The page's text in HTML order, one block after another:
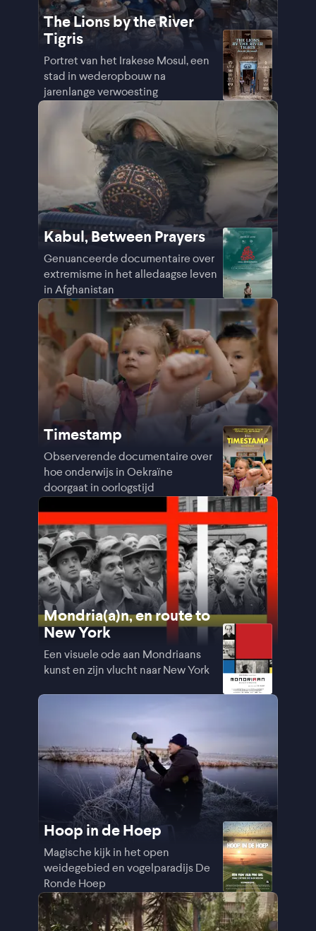
The Lions by the River
Tigris
Portret van het Irakese Mosul, een
stad in wederopbouw na
jarenlange verwoesting
Kabul, Between Prayers
Genuanceerde documentaire over
extremisme in het alledaagse leven
in Afghanistan
Timestamp
Observerende documentaire over
hoe onderwijs in Oekraïne
doorgaat in oorlogstijd
Mondria(a)n, en route to
New York
Een visuele ode aan Mondriaans
kunst en zijn vlucht naar New York
Hoop in de Hoep
Magische kijk in het open
weidegebied en vogelparadijs De
Ronde Hoep